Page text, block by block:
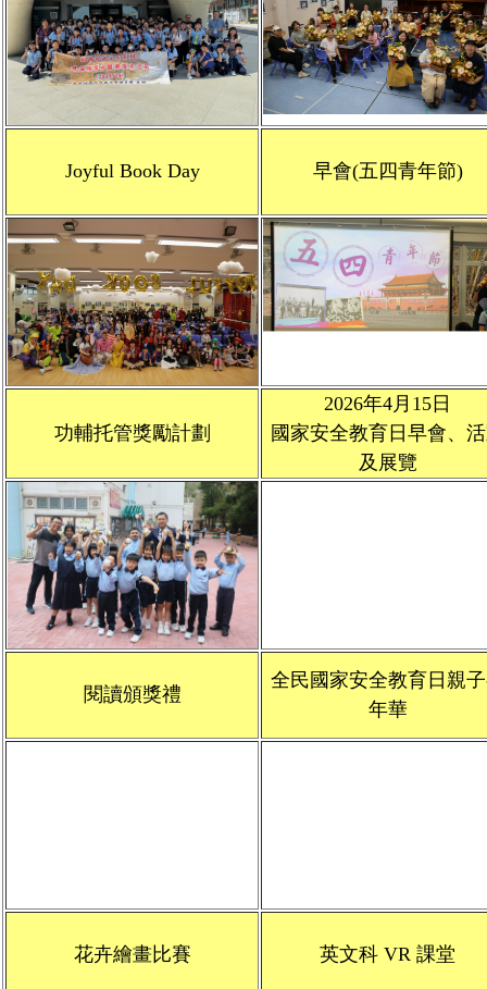
Joyful Book Day 早會(五四青年節)
功輔托管獎勵計劃
2026年4月15日
國家安全教育日早會、
及展覽
閱讀頒獎禮
全民國家安全教育日親
年華
花卉繪畫比賽 英文科 VR 課堂